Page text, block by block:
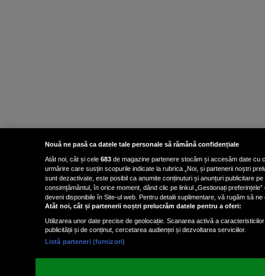
Nouă ne pasă ca datele tale personale să rămână confidențiale
Atât noi, cât și cele 683 de magazine partenere stocăm și accesăm date cu
urmărire care susțin scopurile indicate la rubrica „Noi, și partenerii noștri
sunt dezactivate, este posibil ca anumite conținuturi și anunțuri publicitare
consimțământul, în orice moment, dând clic pe linkul „Gestionați
deveni disponibile în Site-ul web. Pentru detalii suplimentare, vă rugăm să
Atât noi, cât și partenerii noștri prelucrăm datele pentru a oferi:
Utilizarea unor date precise de geolocație. Scanarea activă a
publicității și de conținut, cercetarea audienței și dezvoltarea serviciilor.
Listă parteneri (furnizori)